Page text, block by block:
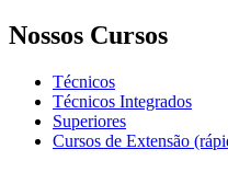
Nossos Cursos
Técnicos
Técnicos Integrados
Superiores
Cursos de Extensão